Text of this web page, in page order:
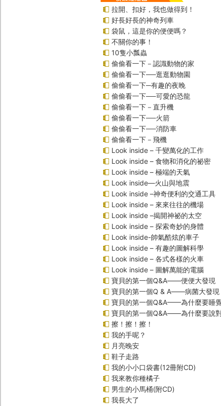
拉開、扣好，我也做得到！
好長好長的神奇列車
袋鼠，這是你的便便嗎？
不關你的事！
10隻小瓢蟲
偷偷看一下－認識動物的家
偷偷看一下──逛逛動物園
偷偷看一下─有趣的夜晚
偷偷看一下──可愛的恐龍
偷偷看一下－直升機
偷偷看一下──火箭
偷偷看一下──消防車
偷偷看一下－飛機
Look inside – 千變萬化的工作
Look inside – 食物和消化的祕密
Look inside – 極端的天氣
Look inside—火山與地震
Look inside –神奇便利的交通工具
Look inside – 來來往往的機場
Look inside –揭開神祕的太空
Look inside – 探索奇妙的身體
Look inside-帥氣酷炫的車子
Look inside – 有趣的圖解科學
Look inside – 各式各樣的火車
Look inside – 圖解萬能的電腦
寶貝的第一個Q&A――便便大發現
寶貝的第一個Q & A――病菌大發現
寶貝的第一個Q&A——為什麼要睡
寶貝的第一個Q&A――為什麼要說
擦！擦！擦！
我的手呢？
月亮晚安
鞋子走路
我的小小口袋書(12冊附CD)
我來教你種橘子
男生的小馬桶(附CD)
我長大了